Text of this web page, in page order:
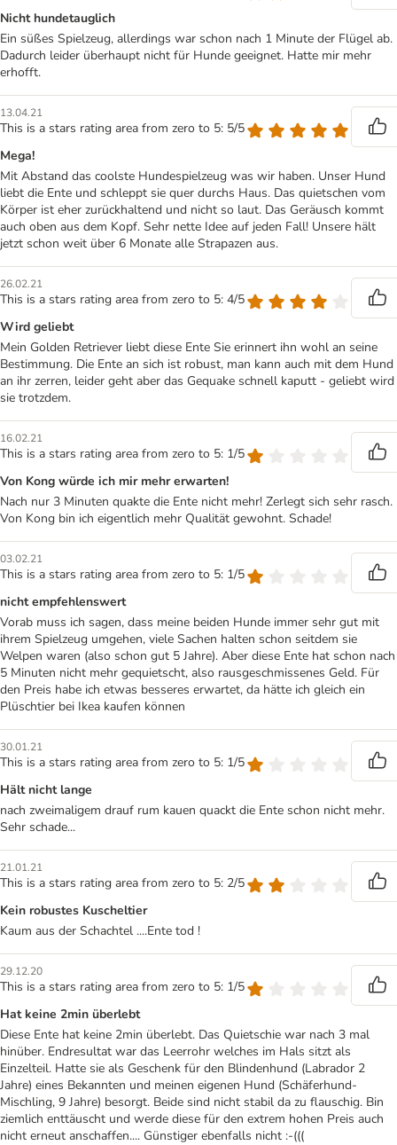
Nicht hundetauglich
Ein süßes Spielzeug, allerdings war schon nach 1 Minute der Flügel ab.
Dadurch leider überhaupt nicht für Hunde geeignet. Hatte mir mehr
erhofft.
13.04.21
This is a stars rating area from zero to 5: 5/5
Mega!
Mit Abstand das coolste Hundespielzeug was wir haben. Unser Hund
liebt die Ente und schleppt sie quer durchs Haus. Das quietschen vom
Körper ist eher zurückhaltend und nicht so laut. Das Geräusch kommt
auch oben aus dem Kopf. Sehr nette Idee auf jeden Fall! Unsere hält
jetzt schon weit über 6 Monate alle Strapazen aus.
26.02.21
This is a stars rating area from zero to 5: 4/5
Wird geliebt
Mein Golden Retriever liebt diese Ente Sie erinnert ihn wohl an seine
Bestimmung. Die Ente an sich ist robust, man kann auch mit dem Hund
an ihr zerren, leider geht aber das Gequake schnell kaputt - geliebt wird
sie trotzdem.
16.02.21
This is a stars rating area from zero to 5: 1/5
Von Kong würde ich mir mehr erwarten!
Nach nur 3 Minuten quakte die Ente nicht mehr! Zerlegt sich sehr rasch.
Von Kong bin ich eigentlich mehr Qualität gewohnt. Schade!
03.02.21
This is a stars rating area from zero to 5: 1/5
nicht empfehlenswert
Vorab muss ich sagen, dass meine beiden Hunde immer sehr gut mit
ihrem Spielzeug umgehen, viele Sachen halten schon seitdem sie
Welpen waren (also schon gut 5 Jahre). Aber diese Ente hat schon nach
5 Minuten nicht mehr gequietscht, also rausgeschmissenes Geld. Für
den Preis habe ich etwas besseres erwartet, da hätte ich gleich ein
Plüschtier bei Ikea kaufen können
30.01.21
This is a stars rating area from zero to 5: 1/5
Hält nicht lange
nach zweimaligem drauf rum kauen quackt die Ente schon nicht mehr.
Sehr schade...
21.01.21
This is a stars rating area from zero to 5: 2/5
Kein robustes Kuscheltier
Kaum aus der Schachtel ....Ente tod !
29.12.20
This is a stars rating area from zero to 5: 1/5
Hat keine 2min überlebt
Diese Ente hat keine 2min überlebt. Das Quietschie war nach 3 mal
hinüber. Endresultat war das Leerrohr welches im Hals sitzt als
Einzelteil. Hatte sie als Geschenk für den Blindenhund (Labrador 2
Jahre) eines Bekannten und meinen eigenen Hund (Schäferhund-
Mischling, 9 Jahre) besorgt. Beide sind nicht stabil da zu flauschig. Bin
ziemlich enttäuscht und werde diese für den extrem hohen Preis auch
nicht erneut anschaffen.... Günstiger ebenfalls nicht :-(((